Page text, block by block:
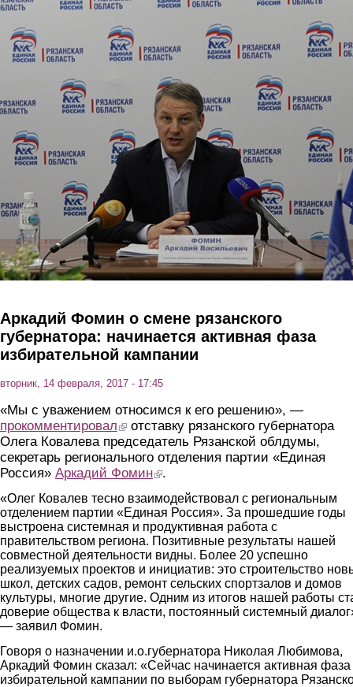
Перейти к основному содержанию
Аркадий Фомин о смене рязанского
губернатора: начинается активная фаза
избирательной кампании
вторник, 14 февраля, 2017 - 17:45
«Мы с уважением относимся к его решению», —
прокомментировал (link is external)
отставку рязанского губернатора
Олега Ковалева председатель Рязанской облдумы,
секретарь регионального отделения партии «Единая
Россия» Аркадий Фомин(link is external)
.
«Олег Ковалев тесно взаимодействовал с региональным
отделением партии «Единая Россия». За прошедшие годы
выстроена системная и продуктивная работа с
правительством региона. Позитивные результаты нашей
совместной деятельности видны. Более 20 успешно
реализуемых проектов и инициатив: это строительство
школ, детских садов, ремонт сельских спортзалов и домов
культуры, многие другие. Одним из итогов нашей работы
доверие общества к власти, постоянный системный
— заявил Фомин.
Говоря о назначении и.о.губернатора Николая Любимова,
Аркадий Фомин сказал: «Сейчас начинается активная фаза
избирательной кампании по выборам губернатора